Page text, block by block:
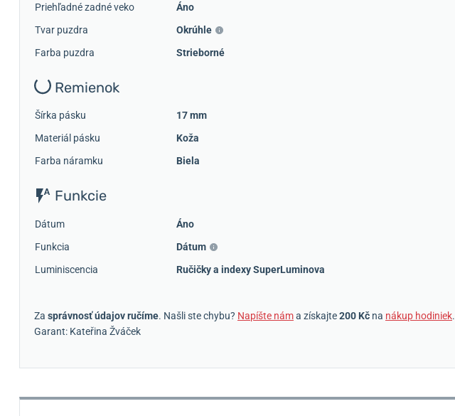
Priehľadné zadné veko
Áno
Tvar puzdra
Okrúhle
Farba puzdra
Strieborné
Remienok
Šírka pásku
17 mm
Materiál pásku
Koža
Farba náramku
Biela
Funkcie
Dátum
Áno
Funkcia
Dátum
Luminiscencia
Ručičky a indexy SuperLuminova
Za správnosť údajov ručíme. Našli ste chybu? Napíšte náma získajte200 Kč na nákup hodiniek.
Garant: Kateřina Žváček